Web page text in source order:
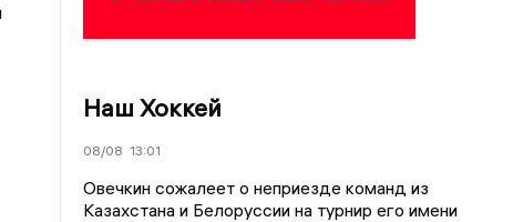
Наш Хоккей
08/08 13:01
Овечкин сожалеет о неприезде команд из
Казахстана и Белоруссии на турнир его имени